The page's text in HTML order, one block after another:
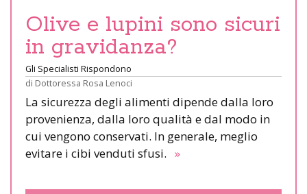
Olive e lupini sono sicuri
in gravidanza?
Gli Specialisti Rispondono
di Dottoressa Rosa Lenoci
La sicurezza degli alimenti dipende dalla loro
provenienza, dalla loro qualità e dal modo in
cui vengono conservati. In generale, meglio
evitare i cibi venduti sfusi. »